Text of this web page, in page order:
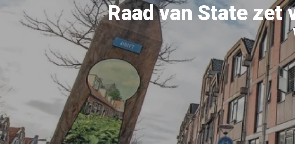
Hit enter to search or ESC to close
Raad van State zet